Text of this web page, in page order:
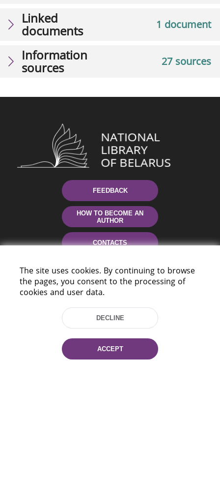
1 document
Linked
documents
27 sources
Information
sources
FEEDBACK
HOW TO BECOME AN
AUTHOR
CONTACTS
HELP
220114, Niezaležnasci Ave. 116, Minsk,
The site uses cookies. By continuing to browse
the pages, you consent to the processing of
cookies and user data.
DECLINE
ACCEPT